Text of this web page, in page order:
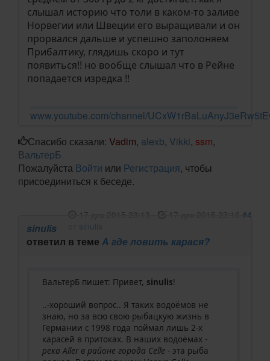
слышал историю что толи в каком-то заливе
Норвегии или Швеции его выращивали и он
прорвался дальше и успешно заполоняем
Прибалтику, глядишь скоро и тут
появиться!! но вообще слышал что в Рейне
попадается изредка !!
www.youtube.com/channel/
Спасибо сказали: Vadim, alexb, Vikki, ssm,
ВальтерБ
Пожалуйста Войти или Регистрация, чтобы
присоединиться к беседе.
17 дек 2015 23:13 17 дек 2015 23:16 #4
sinulis
sinulis
ответил в теме А где ловить карася?
ВальтерБ пишет: Привет, sinulis!
..-хороший вопрос.. Я таких водоёмов не
знаю, но за всю свою рыбацкую жизнь в
Германии с 1998 года поймал лишь 2-х
карасей в притоках. В наших водоёмах -
река Aller в районе города Celle - эта рыба